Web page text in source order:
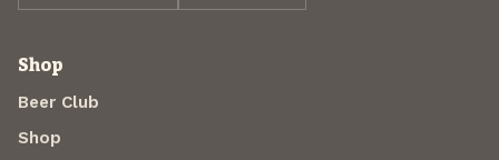
Shop
Beer Club
Shop